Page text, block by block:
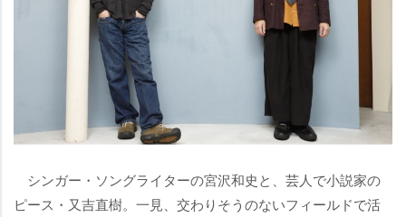
シンガー・ソングライターの宮沢和史と、芸人で小説家の
ピース・又吉直樹。一見、交わりそうのないフィールドで活